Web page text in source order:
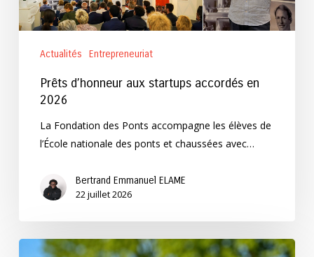
Actualités Entrepreneuriat
Prêts d’honneur aux startups accordés en
2026
La Fondation des Ponts accompagne les élèves de
l’École nationale des ponts et chaussées avec…
Bertrand Emmanuel ELAME
22 juillet 2026
Félicitations